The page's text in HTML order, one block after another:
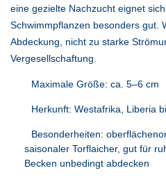
eine gezielte Nachzucht eignet
Schwimmpflanzen besonders gut.
Abdeckung, nicht zu starke
Vergesellschaftung.
Maximale Größe: ca. 5–6 cm
Herkunft: Westafrika, Liberia
Besonderheiten:
saisonaler Torflaicher, gut für
Becken unbedingt abdecken